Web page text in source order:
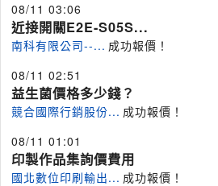
08/11 03:06
近接開關E2E-S05S...
南科有限公司--... 成功報價！
08/11 02:51
益生菌價格多少錢？
競合國際行銷股份... 成功報價！
08/11 01:01
印製作品集詢價費用
國北數位印刷輸出... 成功報價！